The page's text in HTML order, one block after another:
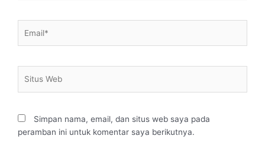
Web
Simpan nama, email, dan situs web saya pada
peramban ini untuk komentar saya berikutnya.